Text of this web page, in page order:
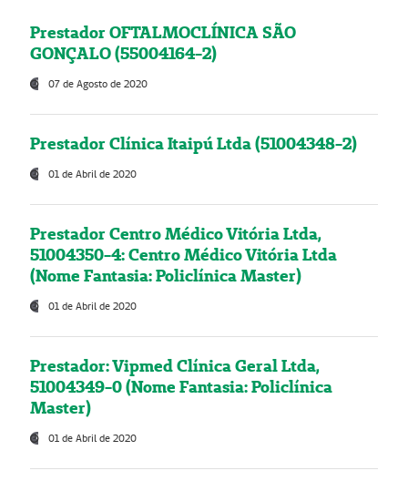
Prestador OFTALMOCLÍNICA SÃO
GONÇALO (55004164-2)
07 de Agosto de 2020
Prestador Clínica Itaipú Ltda (51004348-2)
01 de Abril de 2020
Prestador Centro Médico Vitória Ltda,
51004350-4: Centro Médico Vitória Ltda
(Nome Fantasia: Policlínica Master)
01 de Abril de 2020
Prestador: Vipmed Clínica Geral Ltda,
51004349-0 (Nome Fantasia: Policlínica
Master)
01 de Abril de 2020